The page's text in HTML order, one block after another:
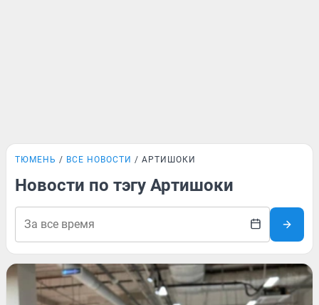
ТЮМЕНЬ ВСЕ НОВОСТИ АРТИШОКИ
Новости по тэгу Артишоки